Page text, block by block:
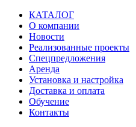
КАТАЛОГ
О компании
Новости
Реализованные проекты
Спецпредложения
Аренда
Установка и настройка
Доставка и оплата
Обучение
Контакты